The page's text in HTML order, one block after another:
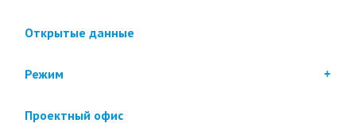
Открытые данные
Режим
Проектный офис